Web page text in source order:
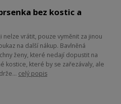
bez kostic a
nelze vrátit, pouze vyměnit za jinou
na další nákup. Bavlněná
ženy, které nedají dopustit na
kostice, které by se zařezávaly, ale
celý popis